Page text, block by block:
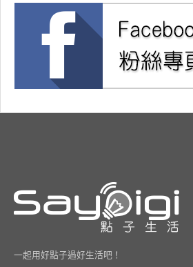
一起用好點子過好生活吧！